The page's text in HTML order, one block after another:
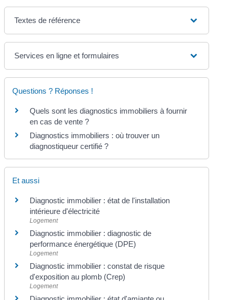
Textes de référence
Services en ligne et formulaires
Questions ? Réponses !
Quels sont les diagnostics immobiliers à fournir
en cas de vente ?
Diagnostics immobiliers : où trouver un
diagnostiqueur certifié ?
Et aussi
Diagnostic immobilier : état de l'installation
intérieure d'électricité
Logement
Diagnostic immobilier : diagnostic de
performance énergétique (DPE)
Logement
Diagnostic immobilier : constat de risque
d'exposition au plomb (Crep)
Logement